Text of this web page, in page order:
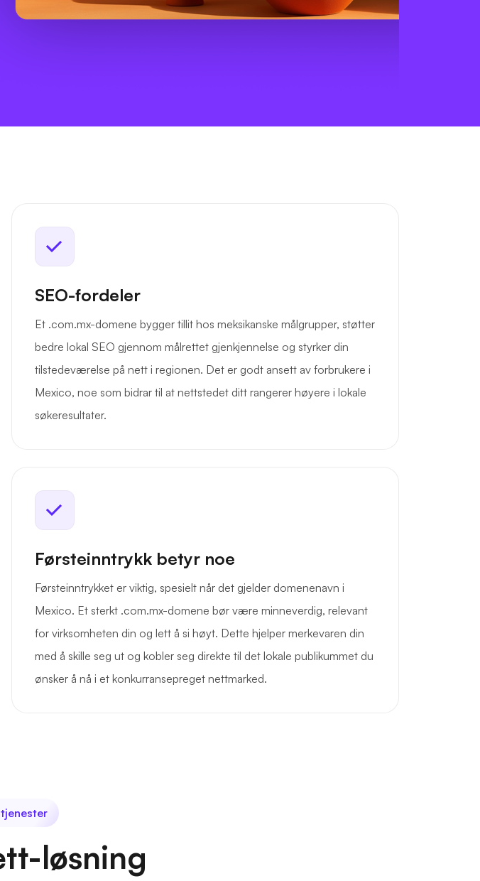
SEO-fordeler
Et .com.mx-domene bygger tillit hos meksikanske målgrupper, støtter
bedre lokal SEO gjennom målrettet gjenkjennelse og styrker din
tilstedeværelse på nett i regionen. Det er godt ansett av forbrukere i
Mexico, noe som bidrar til at nettstedet ditt rangerer høyere i lokale
søkeresultater.
Førsteinntrykk betyr noe
Førsteinntrykket er viktig, spesielt når det gjelder domenenavn i
Mexico. Et sterkt .com.mx-domene bør være minneverdig, relevant
for virksomheten din og lett å si høyt. Dette hjelper merkevaren din
med å skille seg ut og kobler seg direkte til det lokale publikummet du
ønsker å nå i et konkurransepreget nettmarked.
løsning